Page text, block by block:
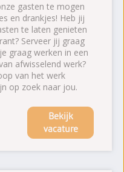
gasten te mogen
en drankjes! Heb jij
te laten genieten
Serveer jij graag
graag werken in een
afwisselend werk?
van het werk
op zoek naar jou.
Bekijk
vacature